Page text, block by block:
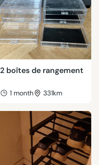
2 boîtes de rangement
1 month 331km